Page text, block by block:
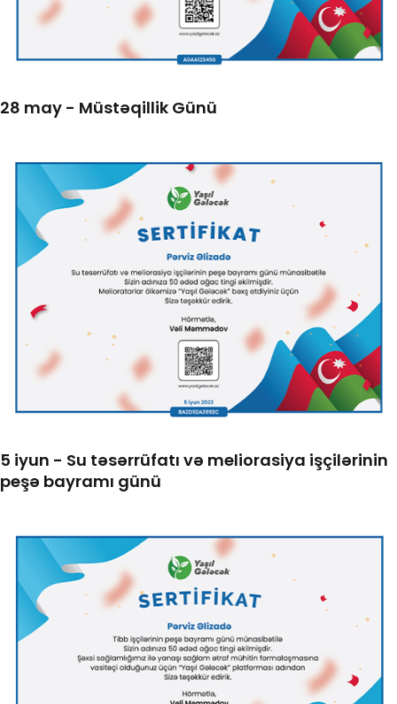
28 may - Müstəqillik Günü
5 iyun - Su təsərrüfatı və meliorasiya işçilərinin
peşə bayramı günü